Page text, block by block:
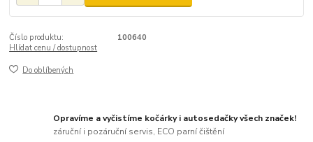
Číslo produktu:
100640
Hlídat cenu / dostupnost
Do oblíbených
Opravíme a vyčistíme kočárky i autosedačky všech značek!
záruční i pozáruční servis, ECO parní čištění